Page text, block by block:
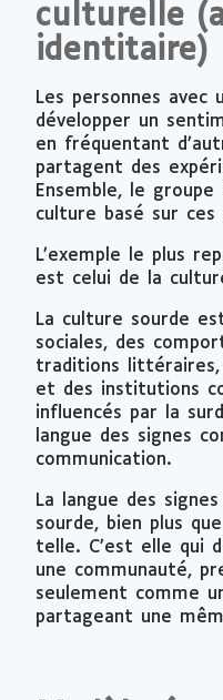
culturelle
identitaire)
Les personnes avec
développer un
en fréquentant
partagent des
Ensemble, le
culture basé sur ces
L’exemple le plus
est celui de la
La culture sourde
sociales, des
traditions littéraires,
et des institutions
influencés par la
langue des signes
communication.
La langue des
sourde, bien plus
telle. C’est elle qui
une communauté,
seulement comme
partageant une